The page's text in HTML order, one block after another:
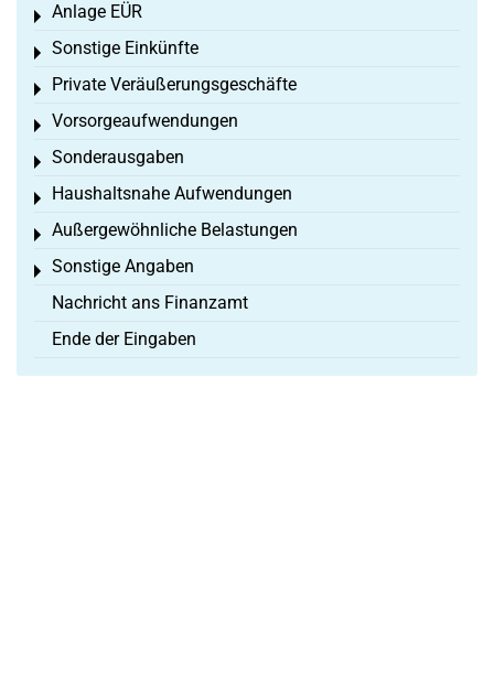
Anlage EÜR
Toggle menu
Sonstige Einkünfte
Toggle menu
Private Veräußerungsgeschäfte
Toggle menu
Vorsorgeaufwendungen
Toggle menu
Sonderausgaben
Toggle menu
Haushaltsnahe Aufwendungen
Toggle menu
Außergewöhnliche Belastungen
Toggle menu
Sonstige Angaben
Toggle menu
Nachricht ans Finanzamt
Ende der Eingaben